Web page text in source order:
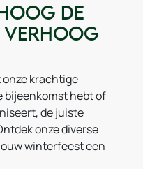
de
Verhoog
onze krachtige
bijeenkomst hebt of
de juiste
onze diverse
winterfeest een